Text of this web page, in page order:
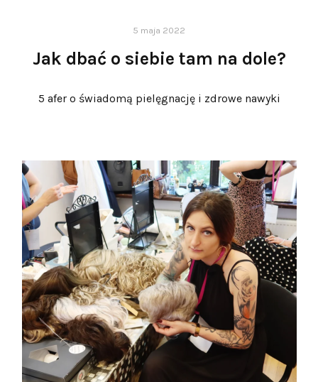
5 maja 2022
Jak dbać o siebie tam na dole?
5 afer o świadomą pielęgnację i zdrowe nawyki